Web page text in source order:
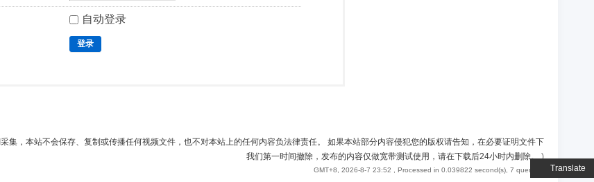
Translate
自动登录
登录
集，本站不会保存、复制或传播任何视频文件，也不对本站上的任何内容负法律责任。 如果本站部分内容侵犯您的版权请告知，在必要证明文件下
我们第一时间撤除，发布的内容仅做宽带测试使用，请在下载后24小时内删除。)
GMT+8, 2026-8-7 23:52 , Processed in 0.039822 second(s), 7 queries .